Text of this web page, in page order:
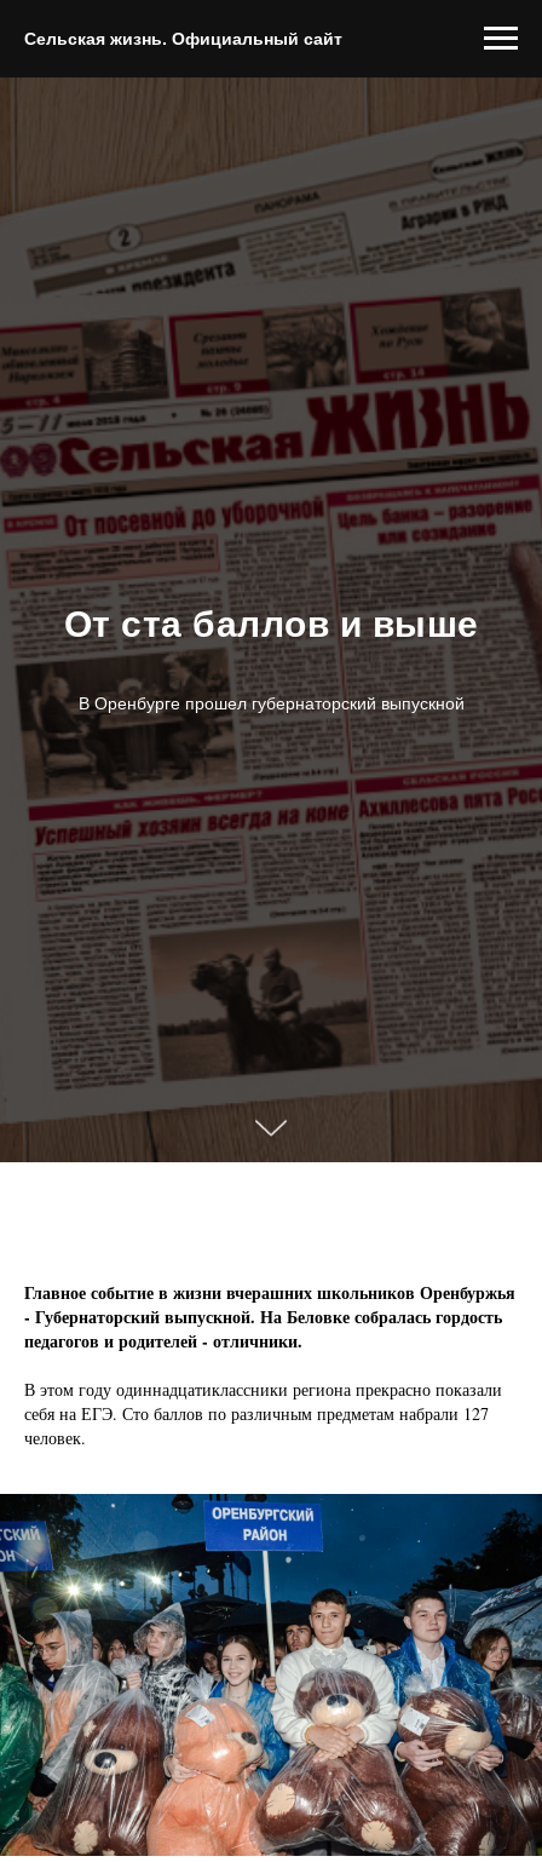
Сельская жизнь. Официальный сайт
От ста баллов и выше
В Оренбурге прошел губернаторский выпускной
Главное событие в жизни вчерашних школьников Оренбуржья
- Губернаторский выпускной. На Беловке собралась гордость
педагогов и родителей - отличники.
В этом году одиннадцатиклассники региона прекрасно показали
себя на ЕГЭ. Сто баллов по различным предметам набрали 127
человек.